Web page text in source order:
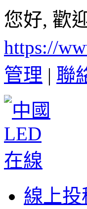
您好, 歡
https://
管理 | 聯
線上投